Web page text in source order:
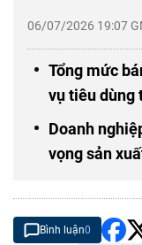
06/07/2026 19:07
Tổng mức
vụ tiêu dùng
Doanh
vọng sản
Bình luận0